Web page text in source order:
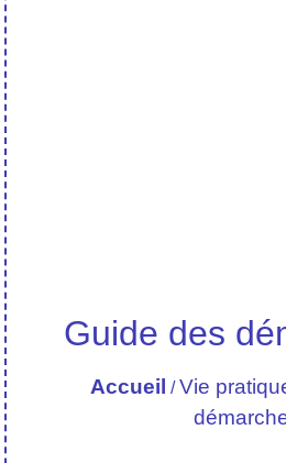
Guide des
Accueil /Vie